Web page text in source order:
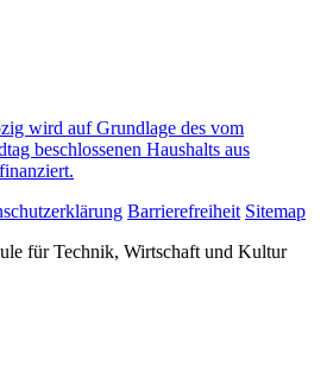
wird auf Grundlage des vom
beschlossenen Haushalts aus
Barrierefreiheit Sitemap
für Technik, Wirtschaft und Kultur